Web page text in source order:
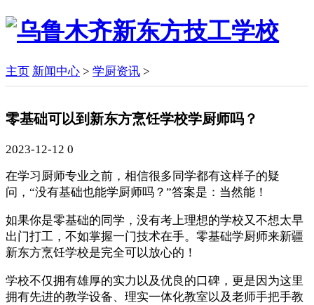
主页 新闻中心 > 学厨资讯 >
零基础可以到新东方烹饪学校学厨师吗？
2023-12-12 0
在学习厨师专业之前，相信很多同学都有这样子的疑
问，“没有基础也能学厨师吗？”答案是：当然能！
如果你是零基础的同学，没有考上理想的学校又不想太早
出门打工，不如掌握一门技术在手。零基础学厨师来新疆
新东方烹饪学校是完全可以放心的！
学校不仅拥有雄厚的实力以及优良的口碑，更是因为这里
拥有先进的教学设备、理实一体化教室以及老师手把手教